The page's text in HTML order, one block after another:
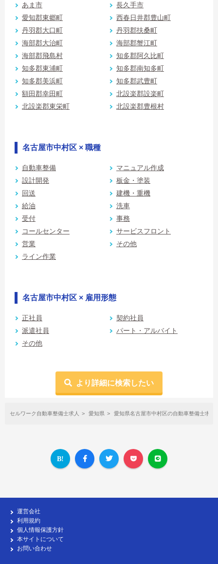
あま市
長久手市
愛知郡東郷町
西春日井郡豊山町
丹羽郡大口町
丹羽郡扶桑町
海部郡大治町
海部郡蟹江町
海部郡飛島村
知多郡阿久比町
知多郡東浦町
知多郡南知多町
知多郡美浜町
知多郡武豊町
額田郡幸田町
北設楽郡設楽町
北設楽郡東栄町
北設楽郡豊根村
名古屋市中村区 × 職種
自動車整備
マニュアル作成
設計開発
板金・塗装
回送
建機・重機
給油
洗車
受付
事務
コールセンター
サービスフロント
営業
その他
ライン作業
名古屋市中村区 × 雇用形態
正社員
契約社員
派遣社員
パート・アルバイト
その他
より詳細に検索したい
セルワーク自動車整備士求人 愛知県 愛知県名古屋市中村区の自動車整備士求人
運営会社
利用規約
個人情報保護方針
本サイトについて
お問い合わせ